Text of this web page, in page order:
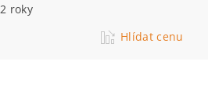
2 roky
Hlídat cenu